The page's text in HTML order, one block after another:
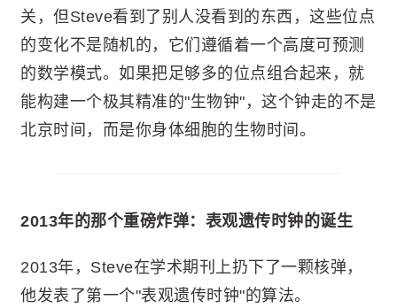
关，但Steve看到了别人没看到的东西，这些位点
的变化不是随机的，它们遵循着一个高度可预测
的数学模式。如果把足够多的位点组合起来，就
能构建一个极其精准的"生物钟"，这个钟走的不是
北京时间，而是你身体细胞的生物时间。
2013年的那个重磅炸弹：表观遗传时钟的诞生
2013年，Steve在学术期刊上扔下了一颗核弹，
他发表了第一个"表观遗传时钟"的算法。